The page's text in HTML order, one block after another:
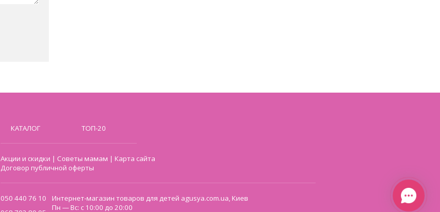
КАТАЛОГ ТОП-20
Акции и скидки | Советы мамам |Карта сайта
Договор публичной оферты
050 440 76 10
Интернет-магазин товаров для детей agusya.com.ua, Киев
Пн — Вс: с 10:00 до 20:00